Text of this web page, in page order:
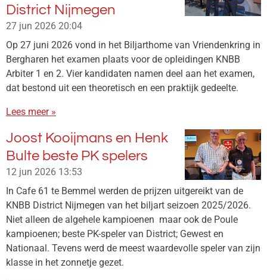
District Nijmegen
27 jun 2026 20:04
Op 27 juni 2026 vond in het Biljarthome van Vriendenkring in
Bergharen het examen plaats voor de opleidingen KNBB
Arbiter 1 en 2. Vier kandidaten namen deel aan het examen,
dat bestond uit een theoretisch en een praktijk gedeelte.
Lees meer »
Joost Kooijmans en Henk
Bulte beste PK spelers
12 jun 2026 13:53
In Cafe 61 te Bemmel werden de prijzen uitgereikt van de
KNBB District Nijmegen van het biljart seizoen 2025/2026.
Niet alleen de algehele kampioenen maar ook de Poule
kampioenen; beste PK-speler van District; Gewest en
Nationaal. Tevens werd de meest waardevolle speler van zijn
klasse in het zonnetje gezet.